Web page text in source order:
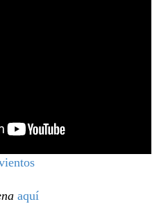
aquí